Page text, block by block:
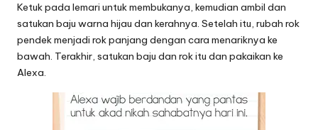
Ketuk pada lemari untuk membukanya, kemudian ambil dan
satukan baju warna hijau dan kerahnya. Setelah itu, rubah rok
pendek menjadi rok panjang dengan cara menariknya ke
bawah. Terakhir, satukan baju dan rok itu dan pakaikan ke
Alexa.